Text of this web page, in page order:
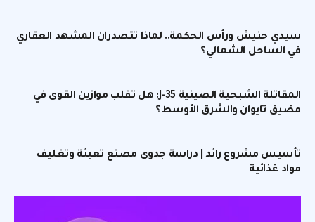
سيدي حنيش ورأس الحكمة.. لماذا تتصدران المشهد العقاري
في الساحل الشمالي؟
المقاتلة الشبحية الصينية J-35: هل تقلب موازين القوى في
مضيق تايوان والشرق الأوسط؟
تأسيس مشروع رائد | دراسة جدوى مصنع تعبئة وتغليف
مواد غذائية